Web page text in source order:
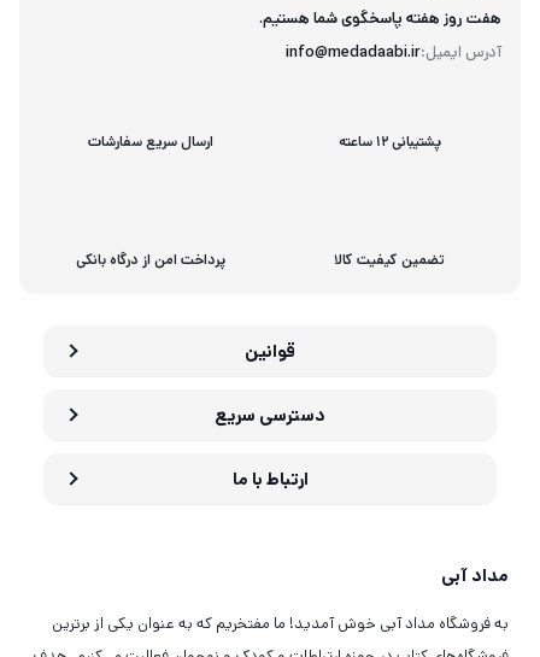
آدرس ایمیل:info@medadaabi.ir
هفت روز هفته پاسخگوی شما هستیم.
پشتیبانی 12 ساعته ارسال سریع سفارشات
تضمین کیفیت کالا پرداخت امن از درگاه بانکی
قوانین
دسترسی سریع
ارتباط با ما
مداد آبی
به فروشگاه مداد آبی خوش آمدید! ما مفتخریم که به عنوان یکی از برترین